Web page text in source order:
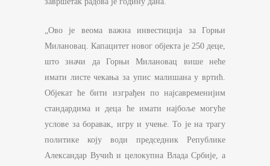
„Ово је веома важна инвестиција за Горњи
Милановац. Капацитет новог објекта је 250 деце,
што значи да Горњи Милановац више неће
имати листе чекања за упис малишана у вртић.
Објекат ће бити изграђен по најсавременијим
стандардима и деца ће имати најбоље могуће
услове за боравак, игру и учење. То је на трагу
политике коју води председник Републике
Александар Вучић и целокупна Влада Србије, а